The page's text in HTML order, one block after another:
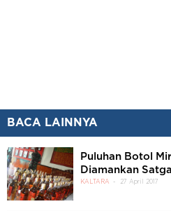
BACA LAINNYA
Puluhan Botol
Diamankan
KALTARA 27 April 2017